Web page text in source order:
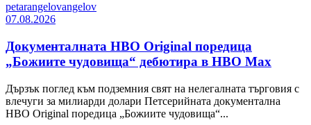
petarangelovangelov
07.08.2026
Документалната HBO Original поредица
„Божиите чудовища“ дебютира в HBO Max
Дързък поглед към подземния свят на нелегалната търговия с
влечуги за милиарди долари Петсерийната документална
HBO Original поредица „Божиите чудовища“...